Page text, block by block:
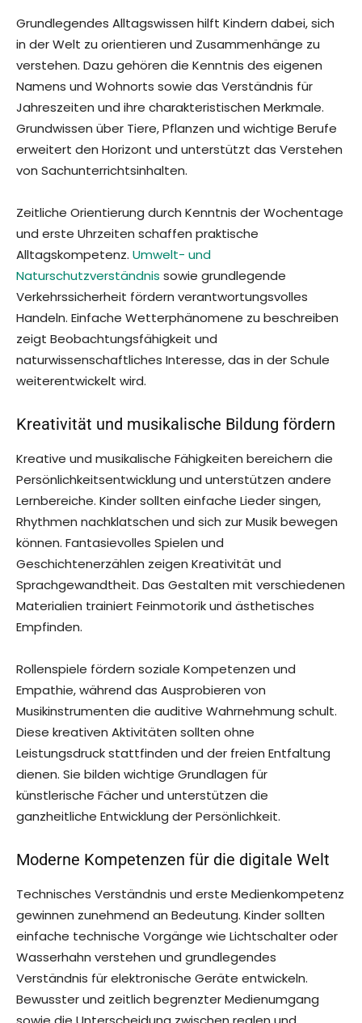
Grundlegendes Alltagswissen hilft Kindern dabei, sich
in der Welt zu orientieren und Zusammenhänge zu
verstehen. Dazu gehören die Kenntnis des eigenen
Namens und Wohnorts sowie das Verständnis für
Jahreszeiten und ihre charakteristischen Merkmale.
Grundwissen über Tiere, Pflanzen und wichtige Berufe
erweitert den Horizont und unterstützt das Verstehen
von Sachunterrichtsinhalten.
Zeitliche Orientierung durch Kenntnis der Wochentage
und erste Uhrzeiten schaffen praktische
Alltagskompetenz. Umwelt- und
Naturschutzverständnis sowie grundlegende
Verkehrssicherheit fördern verantwortungsvolles
Handeln. Einfache Wetterphänomene zu beschreiben
zeigt Beobachtungsfähigkeit und
naturwissenschaftliches Interesse, das in der Schule
weiterentwickelt wird.
Kreativität und musikalische Bildung fördern
Kreative und musikalische Fähigkeiten bereichern die
Persönlichkeitsentwicklung und unterstützen andere
Lernbereiche. Kinder sollten einfache Lieder singen,
Rhythmen nachklatschen und sich zur Musik bewegen
können. Fantasievolles Spielen und
Geschichtenerzählen zeigen Kreativität und
Sprachgewandtheit. Das Gestalten mit verschiedenen
Materialien trainiert Feinmotorik und ästhetisches
Empfinden.
Rollenspiele fördern soziale Kompetenzen und
Empathie, während das Ausprobieren von
Musikinstrumenten die auditive Wahrnehmung schult.
Diese kreativen Aktivitäten sollten ohne
Leistungsdruck stattfinden und der freien Entfaltung
dienen. Sie bilden wichtige Grundlagen für
künstlerische Fächer und unterstützen die
ganzheitliche Entwicklung der Persönlichkeit.
Moderne Kompetenzen für die digitale Welt
Technisches Verständnis und erste Medienkompetenz
gewinnen zunehmend an Bedeutung. Kinder sollten
einfache technische Vorgänge wie Lichtschalter oder
Wasserhahn verstehen und grundlegendes
Verständnis für elektronische Geräte entwickeln.
Bewusster und zeitlich begrenzter Medienumgang